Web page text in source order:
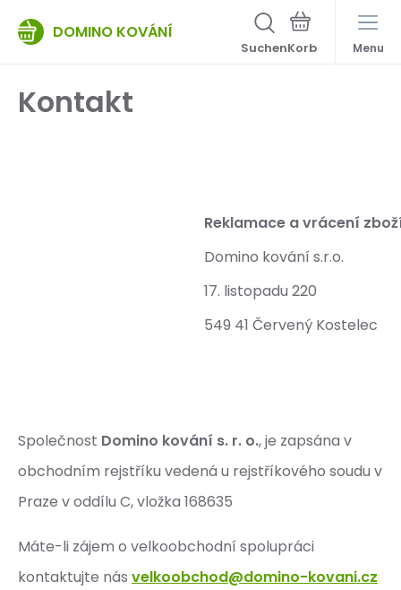
DOMINO KOVÁNÍ
Suchen Menu
Kontakt
Reklamace a vrácení
Domino kování s.r.o.
17. listopadu 220
549 41 Červený Kostelec
Společnost Domino kování s. r. o., je zapsána v
obchodním rejstříku vedená u rejstříkového soudu v
Praze v oddílu C, vložka 168635
Máte-li zájem o velkoobchodní spolupráci
kontaktujte nás velkoobchod@domino-kovani.cz